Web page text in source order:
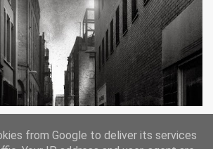
from Google to deliver its services